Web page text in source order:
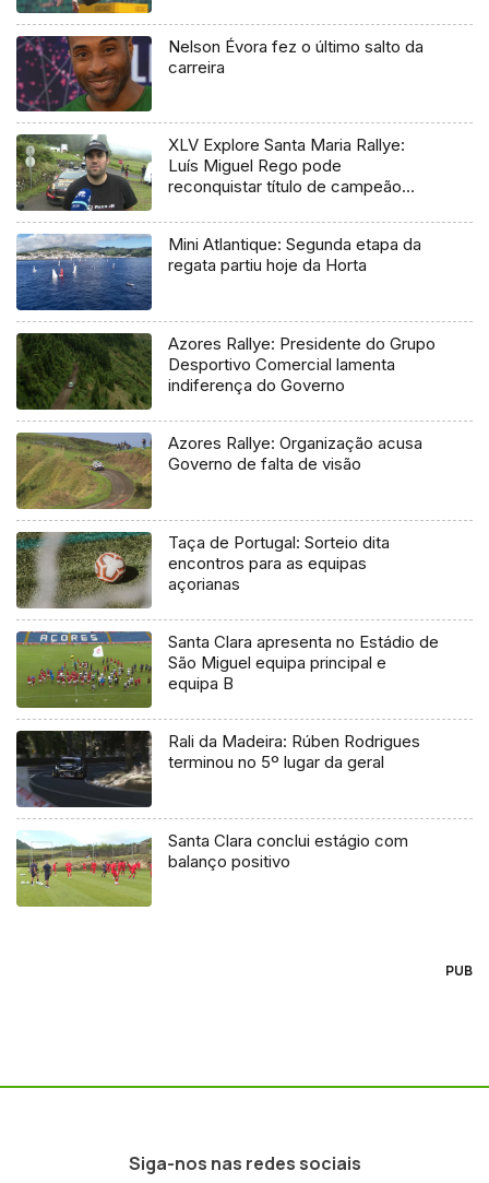
Nelson Évora fez o último salto da
carreira
XLV Explore Santa Maria Rallye:
Luís Miguel Rego pode
reconquistar título de campeão
Mini Atlantique: Segunda etapa da
regata partiu hoje da Horta
Azores Rallye: Presidente do Grupo
Desportivo Comercial lamenta
indiferença do Governo
Azores Rallye: Organização acusa
Governo de falta de visão
Taça de Portugal: Sorteio dita
encontros para as equipas
açorianas
Santa Clara apresenta no Estádio de
São Miguel equipa principal e
equipa B
Rali da Madeira: Rúben Rodrigues
terminou no 5º lugar da geral
Santa Clara conclui estágio com
balanço positivo
PUB
Siga-nos nas redes sociais